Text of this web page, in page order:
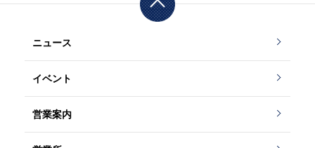
ニュース
イベント
営業案内